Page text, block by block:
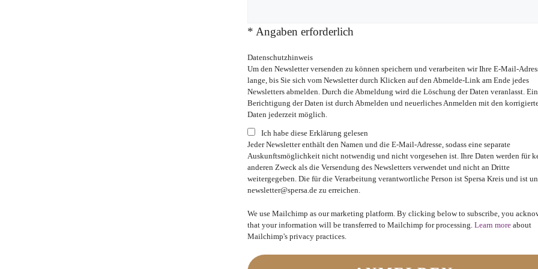
* Angaben erforderlich
Datenschutzhinweis
Um den Newsletter versenden zu können speichern und verarbeiten wir Ihre E-Mail-
lange, bis Sie sich vom Newsletter durch Klicken auf den Abmelde-Link am Ende jedes
Newsletters abmelden. Durch die Abmeldung wird die Löschung der Daten veranlasst.
Berichtigung der Daten ist durch Abmelden und neuerliches Anmelden mit den
Daten jederzeit möglich.
Ich habe diese Erklärung gelesen
Jeder Newsletter enthält den Namen und die E-Mail-Adresse, sodass eine separate
Auskunftsmöglichkeit nicht notwendig und nicht vorgesehen ist. Ihre Daten werden für
anderen Zweck als die Versendung des Newsletters verwendet und nicht an Dritte
weitergegeben. Die für die Verarbeitung verantwortliche Person ist Spersa Kreis und ist
newsletter@spersa.de zu erreichen.
We use Mailchimp as our marketing platform. By clicking below to subscribe, you
that your information will be transferred to Mailchimp for processing. Learn more about
Mailchimp's privacy practices.